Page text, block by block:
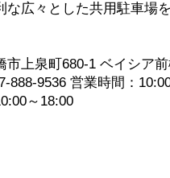
な広々とした共用駐車場
市上泉町680-1 ベイシア
888-9536 営業時間：
～18:00